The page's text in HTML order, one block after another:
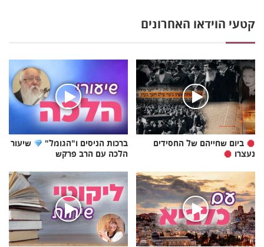
קטעי הוידאו האחרונים
ביום שחייהם של החסידים
נעצרו
ברכות הניסים ו"הגומל"
שיעור
הלכה עם הרב פרקש